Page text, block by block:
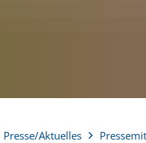
Presse/Aktuelles